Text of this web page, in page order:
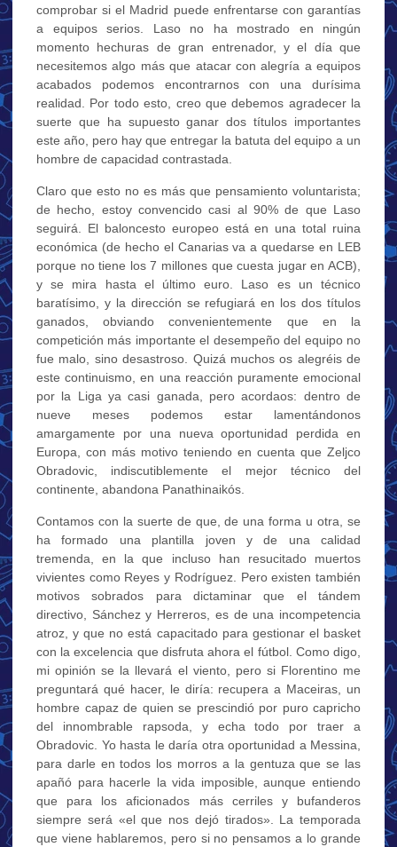
comprobar si el Madrid puede enfrentarse con garantías
a equipos serios. Laso no ha mostrado en ningún
momento hechuras de gran entrenador, y el día que
necesitemos algo más que atacar con alegría a equipos
acabados podemos encontrarnos con una durísima
realidad. Por todo esto, creo que debemos agradecer la
suerte que ha supuesto ganar dos títulos importantes
este año, pero hay que entregar la batuta del equipo a un
hombre de capacidad contrastada.
Claro que esto no es más que pensamiento voluntarista;
de hecho, estoy convencido casi al 90% de que Laso
seguirá. El baloncesto europeo está en una total ruina
económica (de hecho el Canarias va a quedarse en LEB
porque no tiene los 7 millones que cuesta jugar en ACB),
y se mira hasta el último euro. Laso es un técnico
baratísimo, y la dirección se refugiará en los dos títulos
ganados, obviando convenientemente que en la
competición más importante el desempeño del equipo no
fue malo, sino desastroso. Quizá muchos os alegréis de
este continuismo, en una reacción puramente emocional
por la Liga ya casi ganada, pero acordaos: dentro de
nueve meses podemos estar lamentándonos
amargamente por una nueva oportunidad perdida en
Europa, con más motivo teniendo en cuenta que Zeljco
Obradovic, indiscutiblemente el mejor técnico del
continente, abandona Panathinaikós.
Contamos con la suerte de que, de una forma u otra, se
ha formado una plantilla joven y de una calidad
tremenda, en la que incluso han resucitado muertos
vivientes como Reyes y Rodríguez. Pero existen también
motivos sobrados para dictaminar que el tándem
directivo, Sánchez y Herreros, es de una incompetencia
atroz, y que no está capacitado para gestionar el basket
con la excelencia que disfruta ahora el fútbol. Como digo,
mi opinión se la llevará el viento, pero si Florentino me
preguntará qué hacer, le diría: recupera a Maceiras, un
hombre capaz de quien se prescindió por puro capricho
del innombrable rapsoda, y echa todo por traer a
Obradovic. Yo hasta le daría otra oportunidad a Messina,
para darle en todos los morros a la gentuza que se las
apañó para hacerle la vida imposible, aunque entiendo
que para los aficionados más cerriles y bufanderos
siempre será «el que nos dejó tirados». La temporada
que viene hablaremos, pero si no pensamos a lo grande